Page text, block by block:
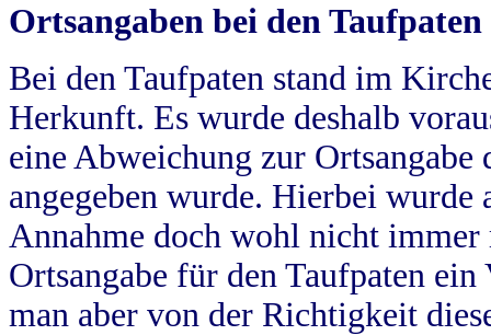
Ortsangaben bei den Taufpaten
Bei den Taufpaten stand im
Herkunft. Es wurde deshalb
eine Abweichung zur
angegeben wurde. Hierbei wurde
Annahme doch wohl nicht
Ortsangabe für den Taufpaten
man aber von der Richtigkeit